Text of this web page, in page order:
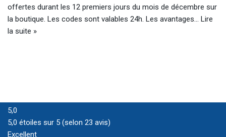
offertes durant les 12 premiers jours du mois de décembre sur
la boutique. Les codes sont valables 24h. Les avantages… Lire
la suite »
5,0
5,0 étoiles sur 5 (selon 23 avis)
Excellent